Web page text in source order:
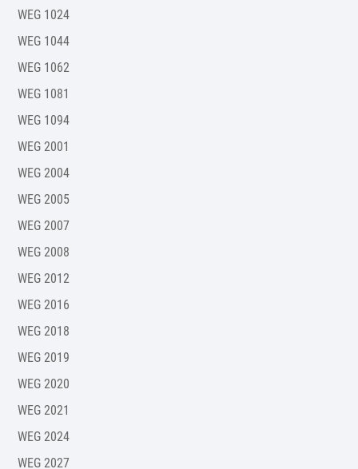
WEG 1024
WEG 1044
WEG 1062
WEG 1081
WEG 1094
WEG 2001
WEG 2004
WEG 2005
WEG 2007
WEG 2008
WEG 2012
WEG 2016
WEG 2018
WEG 2019
WEG 2020
WEG 2021
WEG 2024
WEG 2027